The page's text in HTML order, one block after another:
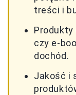
treści i
czy e-
dochód.
Jakość i